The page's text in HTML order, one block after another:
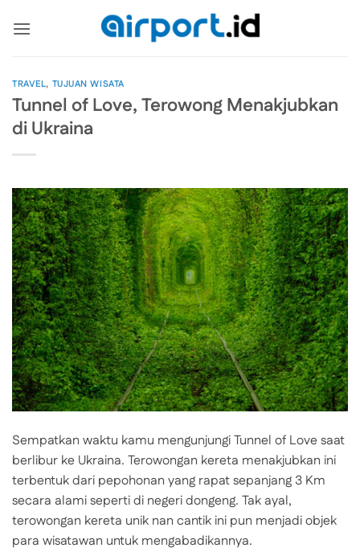
TRAVEL, TUJUAN WISATA
Tunnel of Love, Terowong Menakjubkan
di Ukraina
Sempatkan waktu kamu mengunjungi Tunnel of Love saat
berlibur ke Ukraina. Terowongan kereta menakjubkan ini
terbentuk dari pepohonan yang rapat sepanjang 3 Km
secara alami seperti di negeri dongeng. Tak ayal,
terowongan kereta unik nan cantik ini pun menjadi objek
para wisatawan untuk mengabadikannya.